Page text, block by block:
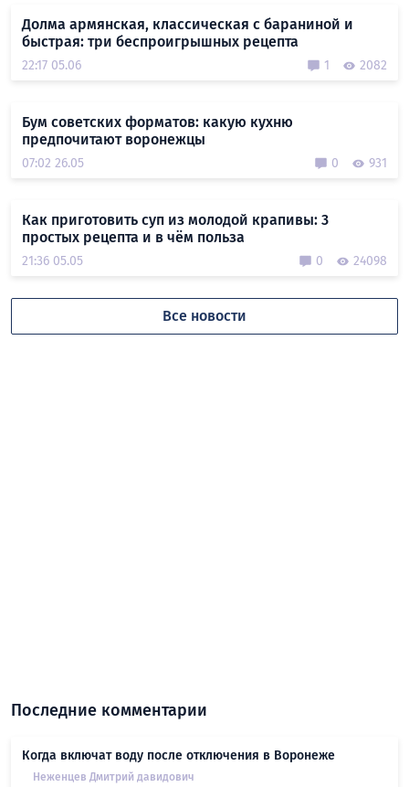
Долма армянская, классическая с бараниной и
быстрая: три беспроигрышных рецепта
22:17 05.06 1 2082
Бум советских форматов: какую кухню
предпочитают воронежцы
07:02 26.05 0 931
Как приготовить суп из молодой крапивы: 3
простых рецепта и в чём польза
21:36 05.05 0 24098
Все новости
Последние комментарии
Когда включат воду после отключения в Воронеже
Неженцев Дмитрий давидович